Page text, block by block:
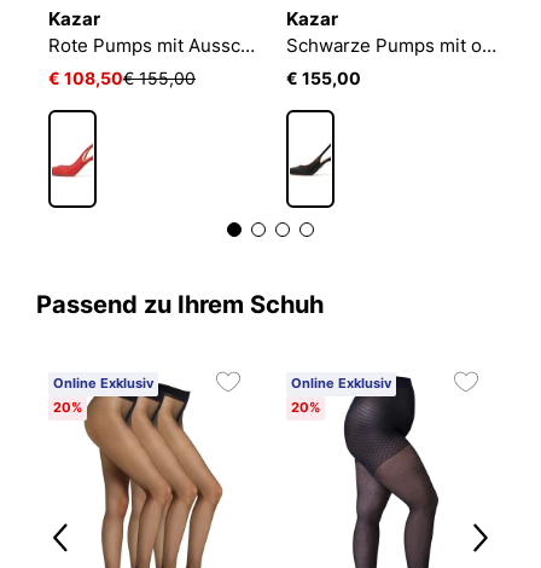
Kazar
Rote Pumps mit Ausschnitt
€ 108,50€ 155,00
Kazar
Schwarze Pumps mit offenem Absatz und spitzer Nase
€ 155,00
Passend zu Ihrem Schuh
Online Exklusiv
20%
Online Exklusiv
20%